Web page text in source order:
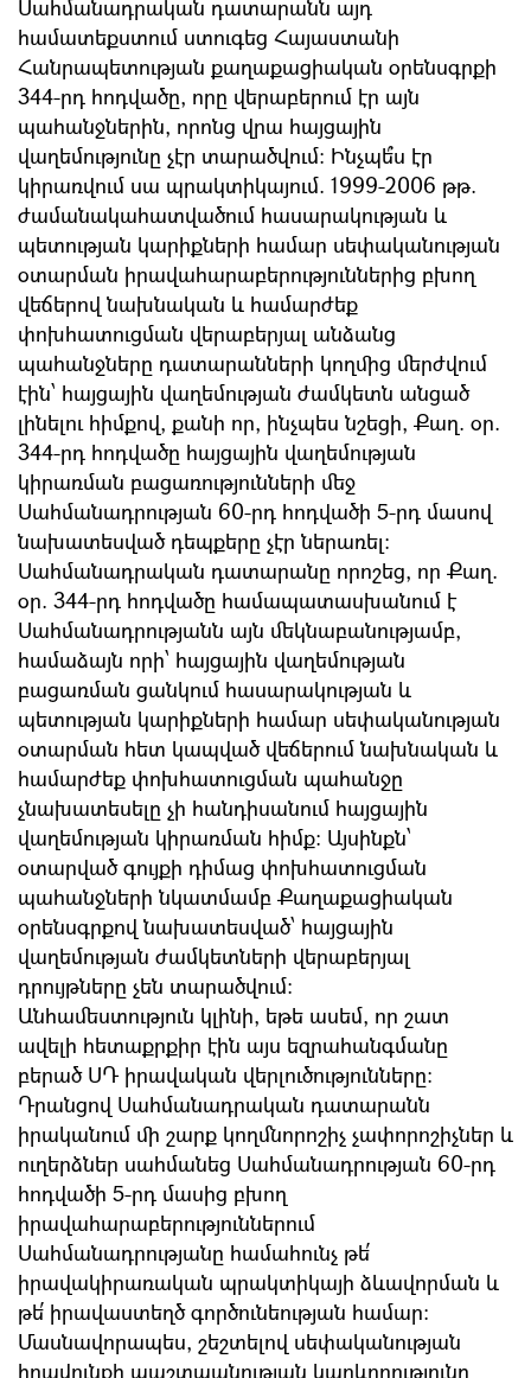
Սահմանադրական դատարանն այդ
համատեքստում ստուգեց Հայաստանի
Հանրապետության քաղաքացիական օրենսգրքի
344-րդ հոդվածը, որը վերաբերում էր այն
պահանջներին, որոնց վրա հայցային
վաղեմությունը չէր տարածվում: Ինչպե՞ս էր
կիրառվում սա պրակտիկայում. 1999-2006 թթ.
ժամանակահատվածում հասարակության և
պետության կարիքների համար սեփականության
օտարման իրավահարաբերություններից բխող
վեճերով նախնական և համարժեք
փոխհատուցման վերաբերյալ անձանց
պահանջները դատարանների կողմից մերժվում
էին՝ հայցային վաղեմության ժամկետն անցած
լինելու հիմքով, քանի որ, ինչպես նշեցի, Քաղ. օր.
344-րդ հոդվածը հայցային վաղեմության
կիրառման բացառությունների մեջ
Սահմանադրության 60-րդ հոդվածի 5-րդ մասով
նախատեսված դեպքերը չէր ներառել:
Սահմանադրական դատարանը որոշեց, որ Քաղ.
օր. 344-րդ հոդվածը համապատասխանում է
Սահմանադրությանն այն մեկնաբանությամբ,
համաձայն որի՝ հայցային վաղեմության
բացառման ցանկում հասարակության և
պետության կարիքների համար սեփականության
օտարման հետ կապված վեճերում նախնական և
համարժեք փոխհատուցման պահանջը
չնախատեսելը չի հանդիսանում հայցային
վաղեմության կիրառման հիմք: Այսինքն՝
օտարված գույքի դիմաց փոխհատուցման
պահանջների նկատմամբ Քաղաքացիական
օրենսգրքով նախատեսված՝ հայցային
վաղեմության ժամկետների վերաբերյալ
դրույթները չեն տարածվում։
Անհամեստություն կլինի, եթե ասեմ, որ շատ
ավելի հետաքրքիր էին այս եզրահանգմանը
բերած ՍԴ իրավական վերլուծությունները:
Դրանցով Սահմանադրական դատարանն
իրականում մի շարք կողմնորոշիչ չափորոշիչներ և
ուղերձներ սահմանեց Սահմանադրության 60-րդ
հոդվածի 5-րդ մասից բխող
իրավահարաբերություններում
Սահմանադրությանը համահունչ թե՛
իրավակիրառական պրակտիկայի ձևավորման և
թե՛ իրավաստեղծ գործունեության համար:
Մասնավորապես, շեշտելով սեփականության
իրավունքի պաշտպանության կարևորությունը